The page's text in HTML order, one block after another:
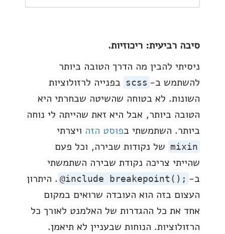
סיבה רביעית: ריכוזיות.
ניסיתי להבין מה הדרך הטובה ביותר
להשתמש ב- scss בפנייה לרזולוציות
השונות. לא בטוחה שהשיטה שבחרתי היא
הטובה ביותר, אבל היא זאת שהייתה לי נוחה
ביותר. השתמשתי בפוסט הזה ויצרתי
mixin של נקודות שבירה, וכל פעם
שהייתי צריכה נקודת שבירה השתמשתי
ב- @include breakepoint(); . היתרון
העצום בזה הוא העובדה שרואים במקום
אחד את כל ההגדרות של האלמנט לאורך כל
הרזולוציות. הנוחות שבעניין לא תיאמן.